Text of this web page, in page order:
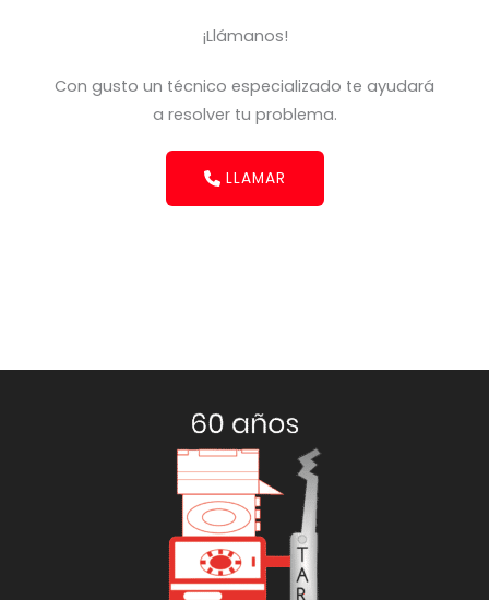
¡Llámanos!
Con gusto un técnico especializado te ayudará
a resolver tu problema.
LLAMAR